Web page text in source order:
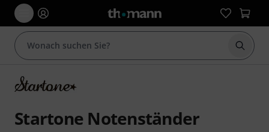
Suche
Startone Notenständer